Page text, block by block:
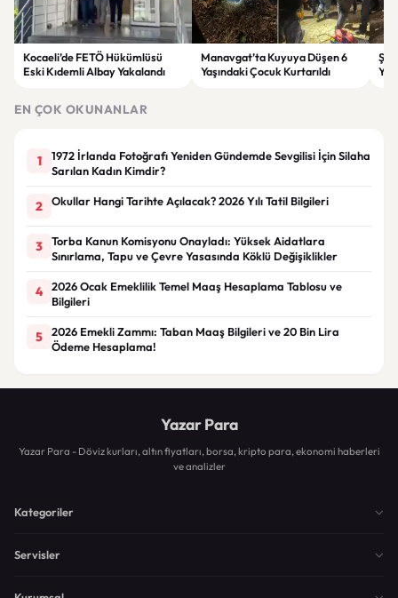
Kocaeli’de FETÖ Hükümlüsü
Eski Kıdemli Albay Yakalandı
Manavgat’ta Kuyuya Düşen 6
Yaşındaki Çocuk Kurtarıldı
EN ÇOK OKUNANLAR
1
1972 İrlanda Fotoğrafı Yeniden Gündemde Sevgilisi İçin Silaha
Sarılan Kadın Kimdir?
2 Okullar Hangi Tarihte Açılacak? 2026 Yılı Tatil Bilgileri
3
Torba Kanun Komisyonu Onayladı: Yüksek Aidatlara
Sınırlama, Tapu ve Çevre Yasasında Köklü Değişiklikler
4
2026 Ocak Emeklilik Temel Maaş Hesaplama Tablosu ve
Bilgileri
5
2026 Emekli Zammı: Taban Maaş Bilgileri ve 20 Bin Lira
Ödeme Hesaplama!
Yazar Para
Yazar Para - Döviz kurları, altın fiyatları, borsa, kripto para, ekonomi haberleri
ve analizler
Kategoriler
Servisler